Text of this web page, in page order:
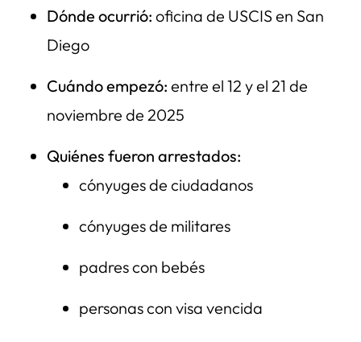
dentro de USCIS.
Su matrimonio es real. Su familia importa. Su seguridad
antigua? No vaya solo.
Phone: 216-696-6170
Dónde ocurrió: oficina de USCIS en San
Diego
Cuándo empezó: entre el 12 y el 21 de
noviembre de 2025
Quiénes fueron arrestados:
cónyuges de ciudadanos
cónyuges de militares
padres con bebés
personas con visa vencida